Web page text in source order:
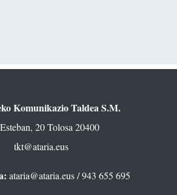
Komunikazio Taldea S.M.
20 Tolosa 20400
tkt@ataria.eus
ataria@ataria.eus/ 943 655 695